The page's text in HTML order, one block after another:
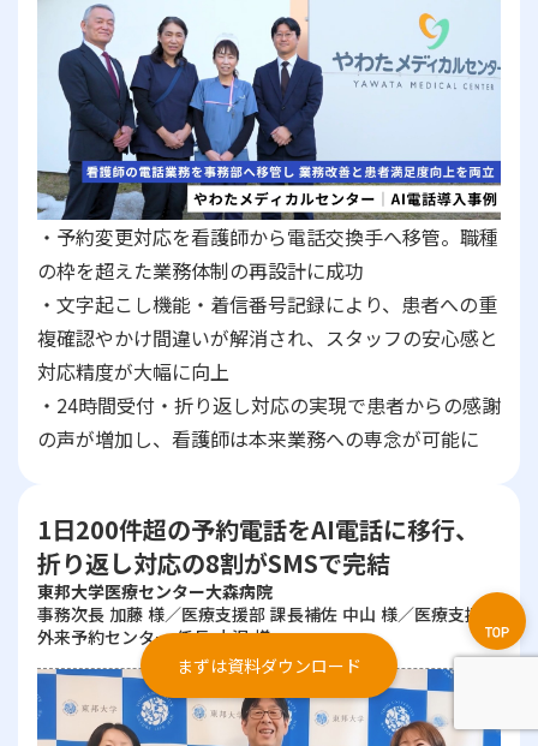
・予約変更対応を看護師から電話交換手へ移管。職種
の枠を超えた業務体制の再設計に成功
・文字起こし機能・着信番号記録により、患者への重
複確認やかけ間違いが解消され、スタッフの安心感と
対応精度が大幅に向上
・24時間受付・折り返し対応の実現で患者からの感謝
の声が増加し、看護師は本来業務への専念が可能に
1日200件超の予約電話をAI電話に移行、
折り返し対応の8割がSMSで完結
東邦大学医療センター大森病院
事務次長 加藤 様／医療支援部 課長補佐 中山 様／医療支援部
外来予約センター 係長 小沢 様
まずは資料ダウンロード